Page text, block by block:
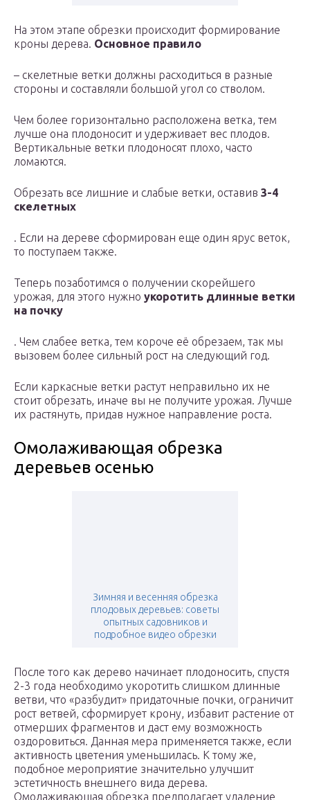
На этом этапе обрезки происходит формирование
кроны дерева. Основное правило
– скелетные ветки должны расходиться в разные
стороны и составляли большой угол со стволом.
Чем более горизонтально расположена ветка, тем
лучше она плодоносит и удерживает вес плодов.
Вертикальные ветки плодоносят плохо, часто
ломаются.
Обрезать все лишние и слабые ветки, оставив 3-4
скелетных
. Если на дереве сформирован еще один ярус веток,
то поступаем также.
Теперь позаботимся о получении скорейшего
урожая, для этого нужно укоротить длинные ветки
на почку
. Чем слабее ветка, тем короче её обрезаем, так мы
вызовем более сильный рост на следующий год.
Если каркасные ветки растут неправильно их не
стоит обрезать, иначе вы не получите урожая. Лучше
их растянуть, придав нужное направление роста.
Омолаживающая обрезка
деревьев осенью
Зимняя и весенняя обрезка
плодовых деревьев: советы
опытных садовников и
подробное видео обрезки
После того как дерево начинает плодоносить, спустя
2-3 года необходимо укоротить слишком длинные
ветви, что «разбудит» придаточные почки, ограничит
рост ветвей, сформирует крону, избавит растение от
отмерших фрагментов и даст ему возможность
оздоровиться. Данная мера применяется также, если
активность цветения уменьшилась. К тому же,
подобное мероприятие значительно улучшит
эстетичность внешнего вида дерева.
Омолаживающая обрезка предполагает удаление